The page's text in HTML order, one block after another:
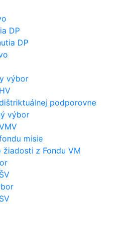
DP
DP
výbor
podporovne
výbor
misie
žiadosti z Fondu VM